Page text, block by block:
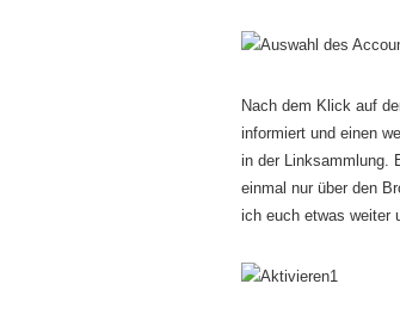
Nach dem Klick auf
informiert und einen
in der Linksammlung.
einmal nur über den
ich euch etwas weiter